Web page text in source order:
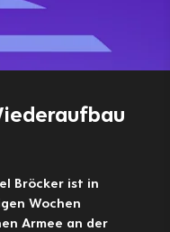
Bröcker ist in
Wochen
Armee an der